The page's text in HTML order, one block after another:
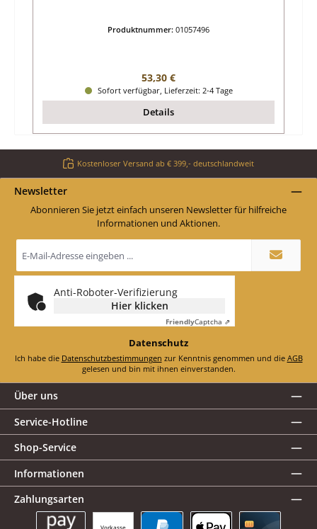
Produktnummer: 01057496
Regulärer Preis:
53,30 €
Sofort verfügbar, Lieferzeit: 2-4 Tage
Details
Kostenloser Versand ab € 399,- deutschlandweit
Newsletter
Abonnieren Sie jetzt einfach unseren Newsletter für hilfreiche
Informationen und Aktionen.
Mail-
Adresse
*
Anti-Roboter-Verifizierung
Hier klicken
FriendlyCaptcha ⇗
Datenschutz
Ich habe die Datenschutzbestimmungen zur Kenntnis genommen und die AGB
gelesen und bin mit ihnen einverstanden.
Über uns
Service-Hotline
Shop-Service
Informationen
Zahlungsarten
Vorkasse